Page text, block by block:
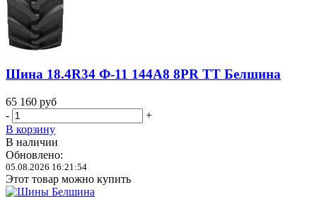
Шина 18.4R34 Ф-11 144A8 8PR TT Белшина
65 160 руб
-
+
В корзину
В наличии
Обновлено:
05.08.2026 16:21:54
Этот товар можно купить